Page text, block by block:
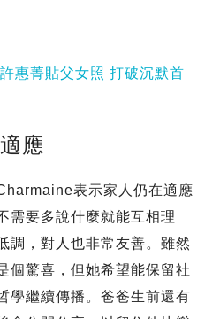
惠菁貼父女照 打破沉默首
應
表示家人仍在適應
需要多說什麼就能互相理
調，對人也非常友善。雖然
個驚喜，但她希望能保留社
學繼續傳播。爸爸生前還有